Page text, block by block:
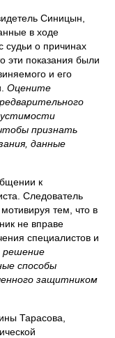
Синицын,
в ходе
судьи о причинах
эти показания были
и его
Оцените
признать
данные
к
Следователь
тем, что в
не вправе
специалистов и
решение
способы
защитником
Тарасова,